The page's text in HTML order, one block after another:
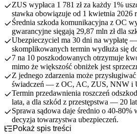
ZUS wypłaca 1 781 zł za każdy 1%
stawka obowiązuje od 1 kwietnia 2026
Średnia szkoda komunikacyjna z OC
gwarancyjne sięgają 29,87 mln zł dla
Ubezpieczyciel ma 30 dni na wypłatę
skomplikowanych termin wydłuża się
7 na 10 poszkodowanych otrzymuje
mimo że większość obniżek jest
Z jednego zdarzenia może
świadczeń — z OC, AC, ZUS, NNW i
Termin przedawnienia roszczeń
lata, a dla szkód z przestępstwa — 20
Sprawa sądowa daje średnio o 40-80%
decyzja towarzystwa ubezpieczeń.
Pokaż spis treści